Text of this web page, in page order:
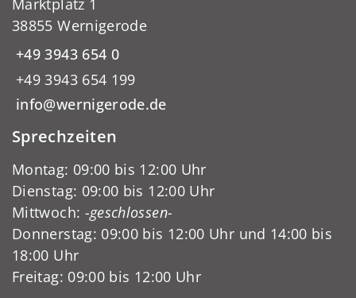
Marktplatz 1
38855 Wernigerode
+49 3943 654 0
+49 3943 654 199
info@wernigerode.de
Sprechzeiten
Montag: 09:00 bis 12:00 Uhr
Dienstag: 09:00 bis 12:00 Uhr
Mittwoch: -geschlossen-
Donnerstag: 09:00 bis 12:00 Uhr und 14:00 bis
18:00 Uhr
Freitag: 09:00 bis 12:00 Uhr